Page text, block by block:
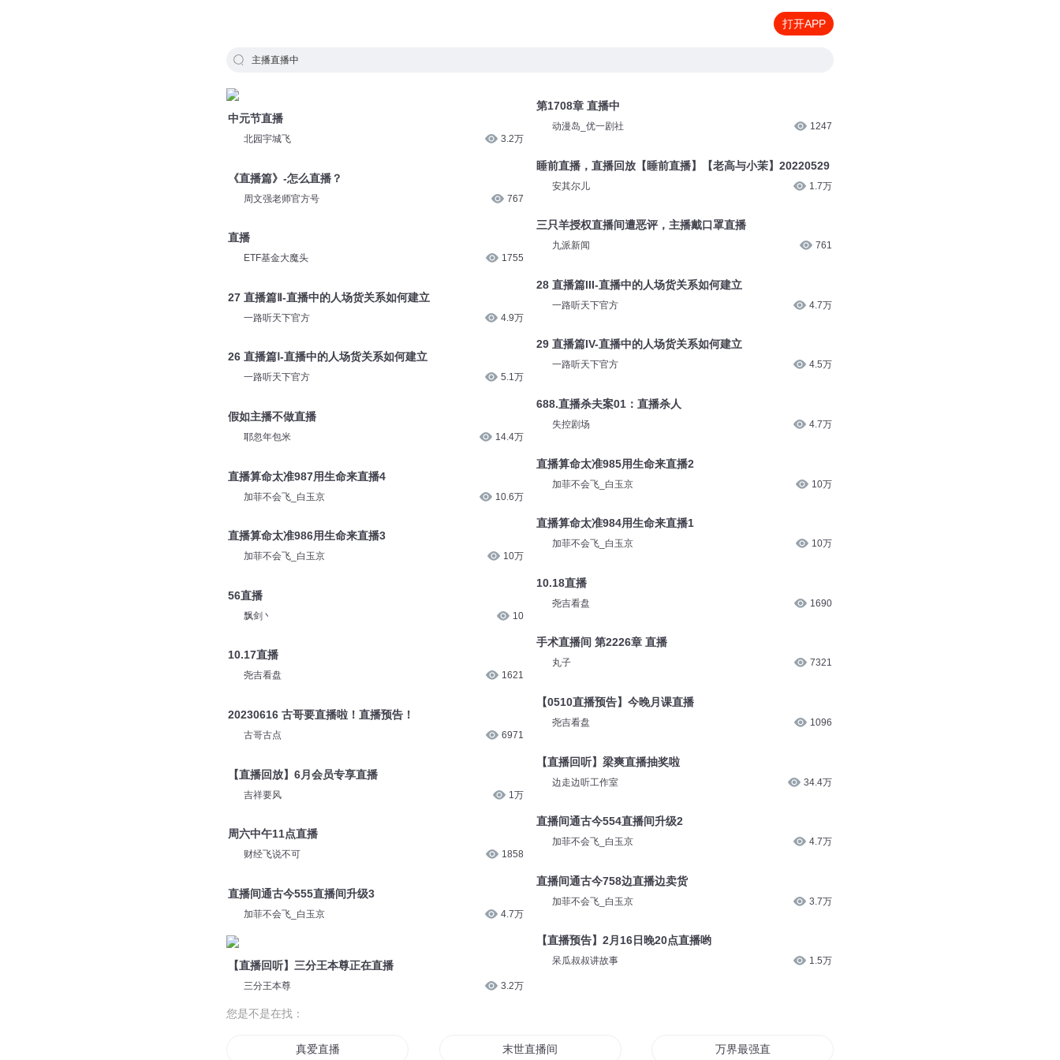
打开APP
主播直播中
中元节直播
北园宇城飞 3.2万
《直播篇》-怎么直播？
周文强老师官方号 767
直播
ETF基金大魔头 1755
27 直播篇Ⅱ-直播中的人场货关系如何建立
一路听天下官方 4.9万
26 直播篇Ⅰ-直播中的人场货关系如何建立
一路听天下官方 5.1万
假如主播不做直播
耶忽年包米 14.4万
直播算命太准987用生命来直播4
加菲不会飞_白玉京 10.6万
直播算命太准986用生命来直播3
加菲不会飞_白玉京 10万
56直播
飘剑丶 10
10.17直播
尧吉看盘 1621
20230616 古哥要直播啦！直播预告！
古哥古点 6971
【直播回放】6月会员专享直播
吉祥要风 1万
周六中午11点直播
财经飞说不可 1858
直播间通古今555直播间升级3
加菲不会飞_白玉京 4.7万
【直播回听】三分王本尊正在直播
三分王本尊 3.2万
第1708章 直播中
动漫岛_优一剧社 1247
睡前直播，直播回放【睡前直播】【老高与小茉】20220529
安其尔儿 1.7万
三只羊授权直播间遭恶评，主播戴口罩直播
九派新闻 761
28 直播篇III-直播中的人场货关系如何建立
一路听天下官方 4.7万
29 直播篇IV-直播中的人场货关系如何建立
一路听天下官方 4.5万
688.直播杀夫案01：直播杀人
失控剧场 4.7万
直播算命太准985用生命来直播2
加菲不会飞_白玉京 10万
直播算命太准984用生命来直播1
加菲不会飞_白玉京 10万
10.18直播
尧吉看盘 1690
手术直播间 第2226章 直播
丸子 7321
【0510直播预告】今晚月课直播
尧吉看盘 1096
【直播回听】梁爽直播抽奖啦
边走边听工作室 34.4万
直播间通古今554直播间升级2
加菲不会飞_白玉京 4.7万
直播间通古今758边直播边卖货
加菲不会飞_白玉京 3.7万
【直播预告】2月16日晚20点直播哟
呆瓜叔叔讲故事 1.5万
您是不是在找：
真爱直播 末世直播间 万界最强直播间